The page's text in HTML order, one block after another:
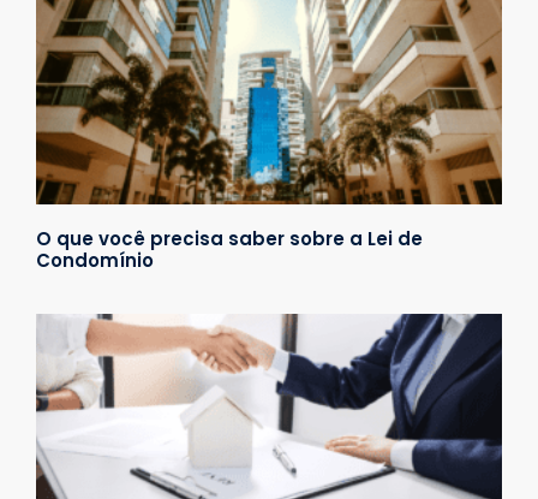
O que você precisa saber sobre a Lei de
Condomínio